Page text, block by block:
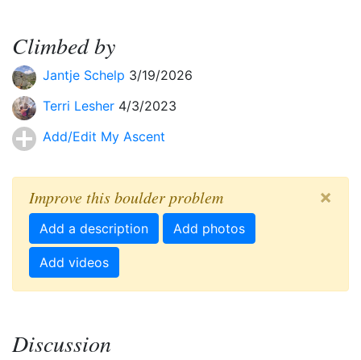
Climbed by
Jantje Schelp 3/19/2026
Terri Lesher 4/3/2023
Add/Edit My Ascent
Improve this boulder problem ×
Add a description Add photos
Add videos
Discussion